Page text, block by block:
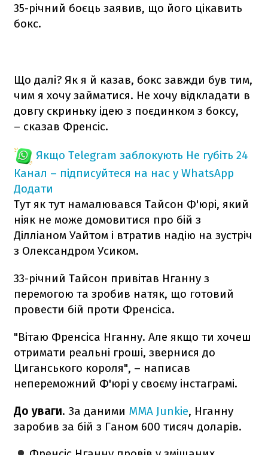
35-річний боєць заявив, що його цікавить
бокс.
Що далі? Як я й казав, бокс завжди був тим,
чим я хочу займатися. Не хочу відкладати в
довгу скриньку ідею з поєдинком з боксу,
– сказав Френсіс.
Якщо Telegram заблокують Не губіть 24
Канал – підписуйтеся на нас у WhatsApp
Додати
Тут як тут намалювався Тайсон Ф'юрі, який
ніяк не може домовитися про бій з
Ділліаном Уайтом і втратив надію на зустріч
з Олександром Усиком.
33-річний Тайсон привітав Нганну з
перемогою та зробив натяк, що готовий
провести бій проти Френсіса.
"Вітаю Френсіса Нганну. Але якщо ти хочеш
отримати реальні гроші, звернися до
Циганського короля", – написав
непереможний Ф'юрі у своєму інстаграмі.
До уваги. За даними MMA Junkie, Нганну
заробив за бій з Ганом 600 тисяч доларів.